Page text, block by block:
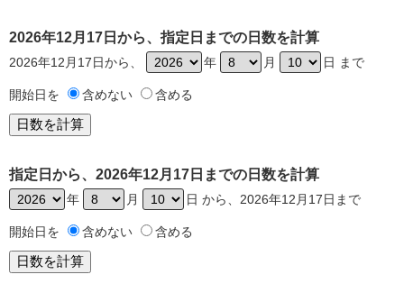
2026年12月17日から、指定日までの日数を計算
2026年12月17日から、 年 月 日 まで
開始日を 含めない 含める
指定日から、2026年12月17日までの日数を計算
年 月 日 から、2026年12月17日まで
開始日を 含めない 含める